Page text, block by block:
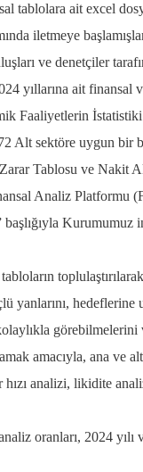
tablolara ait excel
iletmeye
ve denetçiler
yıllarına ait finansal
Faaliyetlerin İstatistiki
Alt sektöre uygun bir
Tablosu ve Nakit
Analiz Platformu
başlığıyla Kurumumuz
yanlarını, hedeflerine
görebilmelerini
amacıyla, ana ve
analizi, likidite
oranları, 2024 yılı